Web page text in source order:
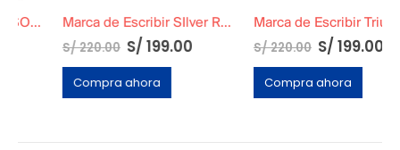
Marca de Escribir SIlver Reed SR180
220.00 El
original
era:
S/ 220.00.
S/199.00El
actual
es:
S/ 199.00.
Compra ahora
Marca de Escribir Triumph Roja
220.00 El
original
era:
S/ 220.00.
S/199.00El
actual
es:
S/
Compra ahora